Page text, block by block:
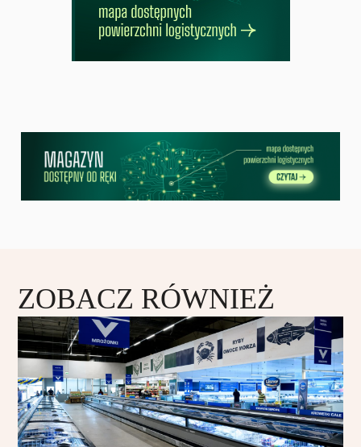
ZOBACZ RÓWNIEŻ